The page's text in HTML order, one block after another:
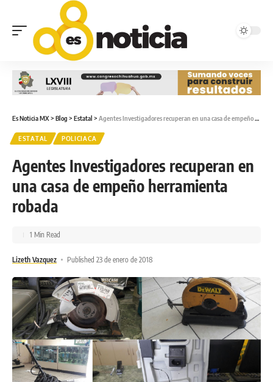
Es Noticia MX> Blog > Estatal > Agentes Investigadores recuperan en una casa de empeño herramienta robada
ESTATAL POLICIACA
Agentes Investigadores recuperan en
una casa de empeño herramienta
robada
Lizeth Vazquez Published 23 de enero de 2018
1 Min Read